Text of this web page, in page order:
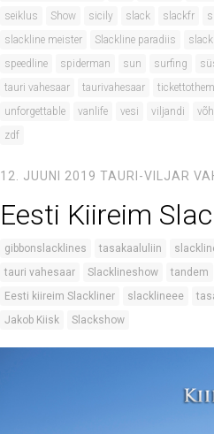
seiklus
Show sicily slack slackfr
slackline meister
Slackline paradiis
speedline
spiderman sun surfing
tauri vahesaar
taurivahesaar
unforgettable
vanlife vesi viljandi
zdf
12. JUUNI 2019 TAURI-VILJAR
Eesti Kiireim
gibbonslacklines tasakaaluliin
tauri vahesaar
Slacklineshow tandem
Eesti kiireim Slackliner
slacklineee
Jakob Kiisk
Slackshow